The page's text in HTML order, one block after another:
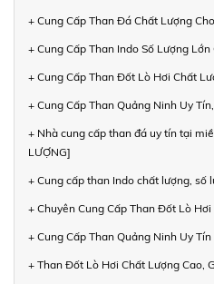
+ Cung Cấp Than Đá Chất Lượng
+ Cung Cấp Than Indo Số Lượng
+ Cung Cấp Than Đốt Lò Hơi Chất
+ Cung Cấp Than Quảng Ninh Uy
+ Nhà cung cấp than đá uy tín tại
LƯỢNG]
+ Cung cấp than Indo chất lượng, số
+ Chuyên Cung Cấp Than Đốt Lò
+ Cung Cấp Than Quảng Ninh Uy
+ Than Đốt Lò Hơi Chất Lượng Cao,